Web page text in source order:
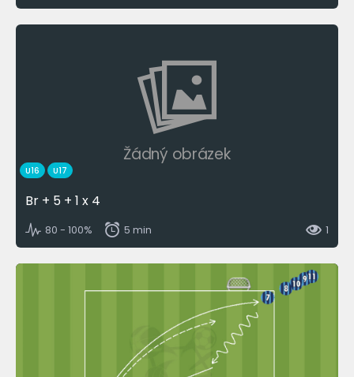
Žádný obrázek
U16 U17
Br + 5 + 1 x 4
80 - 100% 5 min 1